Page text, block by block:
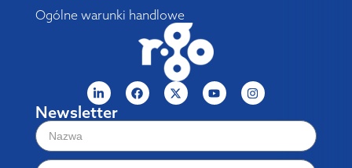
Ogólne warunki handlowe
Newsletter